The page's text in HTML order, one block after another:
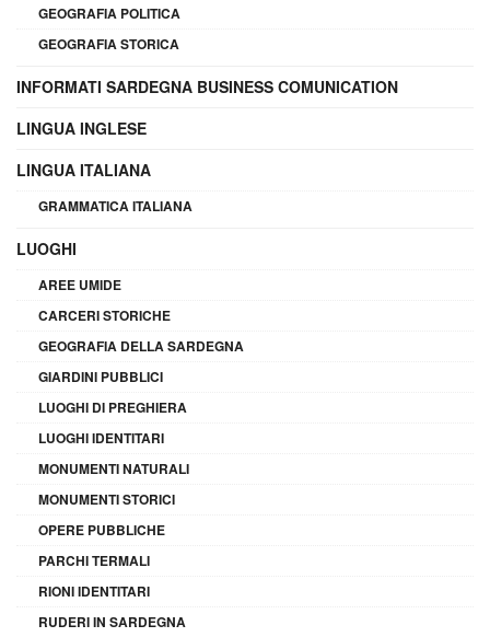
GEOGRAFIA POLITICA
GEOGRAFIA STORICA
INFORMATI SARDEGNA BUSINESS COMUNICATION
LINGUA INGLESE
LINGUA ITALIANA
GRAMMATICA ITALIANA
LUOGHI
AREE UMIDE
CARCERI STORICHE
GEOGRAFIA DELLA SARDEGNA
GIARDINI PUBBLICI
LUOGHI DI PREGHIERA
LUOGHI IDENTITARI
MONUMENTI NATURALI
MONUMENTI STORICI
OPERE PUBBLICHE
PARCHI TERMALI
RIONI IDENTITARI
RUDERI IN SARDEGNA